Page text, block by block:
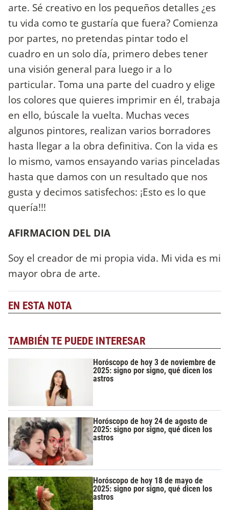
arte. Sé creativo en los pequeños detalles ¿es
tu vida como te gustaría que fuera? Comienza
por partes, no pretendas pintar todo el
cuadro en un solo día, primero debes tener
una visión general para luego ir a lo
particular. Toma una parte del cuadro y elige
los colores que quieres imprimir en él, trabaja
en ello, búscale la vuelta. Muchas veces
algunos pintores, realizan varios borradores
hasta llegar a la obra definitiva. Con la vida es
lo mismo, vamos ensayando varias pinceladas
hasta que damos con un resultado que nos
gusta y decimos satisfechos: ¡Esto es lo que
quería!!!
AFIRMACION DEL DIA
Soy el creador de mi propia vida. Mi vida es mi
mayor obra de arte.
EN ESTA NOTA
TAMBIÉN TE PUEDE INTERESAR
Horóscopo de hoy 3 de noviembre de
2025: signo por signo, qué dicen los
astros
Horóscopo de hoy 24 de agosto de
2025: signo por signo, qué dicen los
astros
Horóscopo de hoy 18 de mayo de
2025: signo por signo, qué dicen los
astros